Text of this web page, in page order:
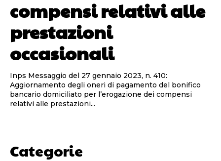
compensi relativi alle
prestazioni
occasionali
Inps Messaggio del 27 gennaio 2023, n. 410:
Aggiornamento degli oneri di pagamento del bonifico
bancario domiciliato per l’erogazione dei compensi
relativi alle prestazioni...
Categorie